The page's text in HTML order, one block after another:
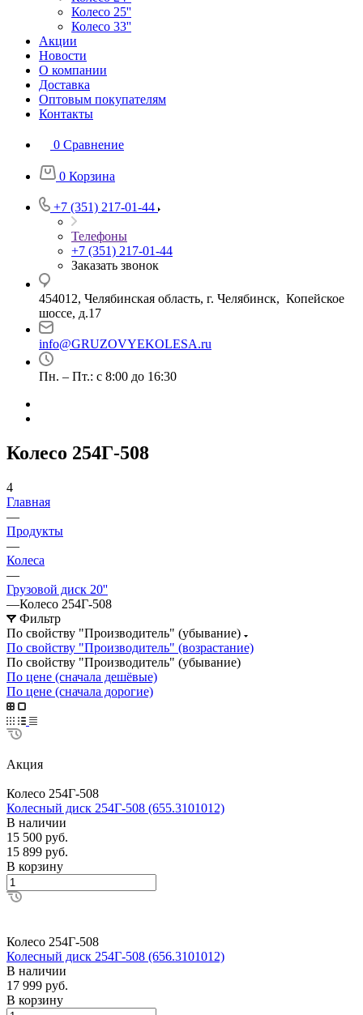
Колесо 25''
Колесо 33''
Акции
Новости
О компании
Доставка
Оптовым покупателям
Контакты
0 Сравнение
0 Корзина
+7 (351) 217-01-44
Телефоны
+7 (351) 217-01-44
Заказать звонок
454012, Челябинская область, г. Челябинск, Копейское
шоссе, д.17
info@GRUZOVYEKOLESA.ru
Пн. – Пт.: с 8:00 до 16:30
Колесо 254Г-508
4
Главная
—
Продукты
—
Колеса
—
Грузовой диск 20''
—Колесо 254Г-508
Фильтр
По свойству "Производитель" (убывание)
По свойству "Производитель" (возрастание)
По свойству "Производитель" (убывание)
По цене (сначала дешёвые)
По цене (сначала дорогие)
Акция
Колесо 254Г-508
Колесный диск 254Г-508 (655.3101012)
В наличии
15 500 руб.
15 899 руб.
В корзину
Колесо 254Г-508
Колесный диск 254Г-508 (656.3101012)
В наличии
17 999 руб.
В корзину